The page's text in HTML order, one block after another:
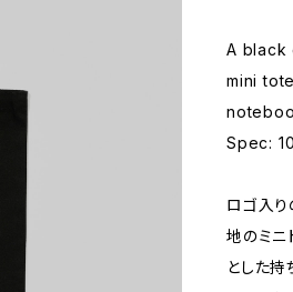
A black
mini
Spec:
ロゴ入り
地のミニ
とした持